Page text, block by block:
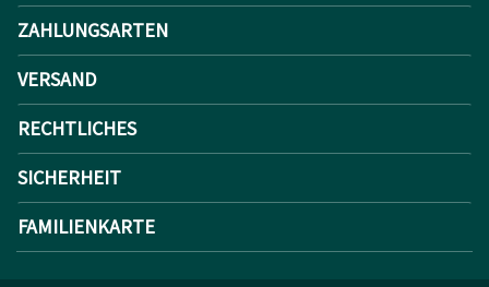
ZAHLUNGSARTEN
VERSAND
RECHTLICHES
SICHERHEIT
FAMILIENKARTE